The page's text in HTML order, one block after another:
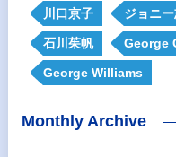
川口京子 ジョニー
石川茱帆 George
George Williams
Monthly Archive